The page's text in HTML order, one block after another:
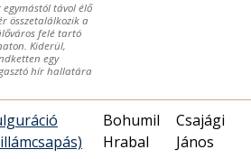
egymástól távol élő
összetalálkozik a
felé tartó
Kiderül,
egy
hír hallatára
Bohumil
Hrabal
Csajági
János